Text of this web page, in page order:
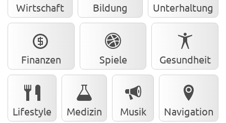
Wirtschaft Bildung Unterhaltung
Finanzen Spiele Gesundheit
Lifestyle Medizin Musik Navigation